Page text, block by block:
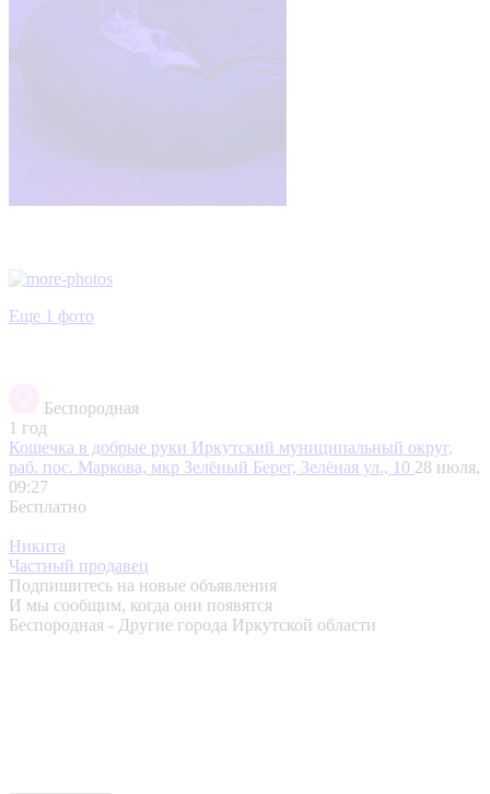
Еще 1 фото
Беспородная
1 год
Кошечка в добрые руки Иркутский муниципальный округ,
раб. пос. Маркова, мкр Зелёный Берег, Зелёная ул., 10 28 июля,
09:27
Бесплатно
Никита
Частный продавец
Подпишитесь на новые объявления
И мы сообщим, когда они появятся
Беспородная - Другие города Иркутской области